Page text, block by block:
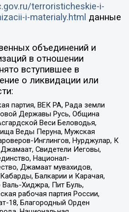
terroristicheskie-i-
i-materialy.html данные
объединений и
в отношении
вступившее в
о ликвидации или
партия, ВЕК РА, Рада земли
Державы Русь, Община
Веси Беловодья,
Веды Перуна, Мужская
Инглингов, Нурджулар, К
Свидетели Иеговы,
Национал-
Джамаат мувахидов,
Балкарии и Карачая,
Хиджра, Пит Буль,
рабочая партия России,
18, Благородный Орден